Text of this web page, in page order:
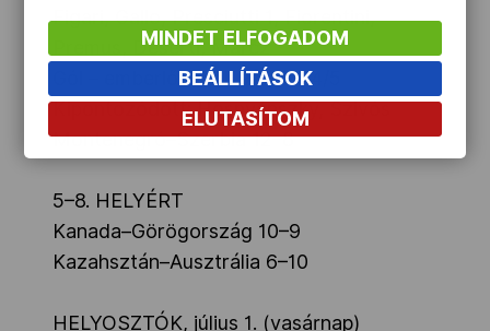
Figari, Gallo, Presciutti 1, Fiorentini,
Premus, Deserti, Märcz
Gól – emberlőnyből: 9/5, ill. 14/5
Kipontozódott: Hosnyánszky, Szivós
Montenegró–Szerbia 12–8
5–8. HELYÉRT
Kanada–Görögország 10–9
Kazahsztán–Ausztrália 6–10
HELYOSZTÓK, július 1. (vasárnap)
MINDET ELFOGADOM
BEÁLLÍTÁSOK
ELUTASÍTOM